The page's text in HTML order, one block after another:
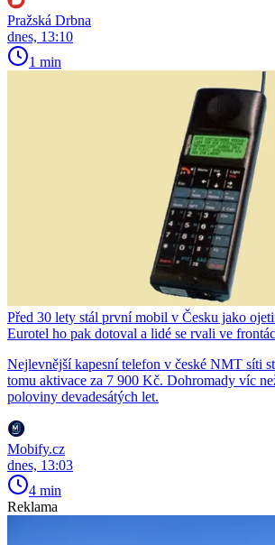
Pražská Drbna
dnes, 13:10
1 min
Před 30 lety stál první mobil v Česku jako
Eurotel ho pak dotoval a lidé se rvali ve
Nejlevnější kapesní telefon v české NMT síti
tomu aktivace za 7 900 Kč. Dohromady víc
poloviny devadesátých let.
Mobify.cz
dnes, 13:03
4 min
Reklama